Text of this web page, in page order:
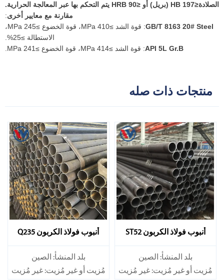
الصلادة≤197 HB (بريل) أو ≤90 HRB يتم التحكم بها عبر المعالجة الحرارية.
مقارنة مع معايير أخرى:
GB/T 8163 20# Steel
: قوة الشد ≥410 MPa، قوة الخضوع ≥245 MPa،
الاستطالة ≥25%.
API 5L Gr.B: قوة الشد ≥414 MPa، قوة الخضوع ≥241 MPa.
منتجات ذات صله
أنبوب فولاذ الكربون Q235
بلد المنشأ: الصين
مُزيت أو غير مُزيت: غير مُزيت
أنبوب فولاذ الكربون ST52
بلد المنشأ: الصين
مُزيت أو غير مُزيت: غير مُزيت